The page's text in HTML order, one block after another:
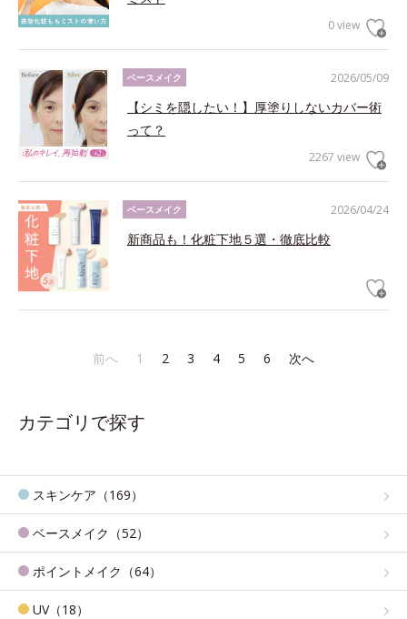
0 view
2026/05/09
ベースメイク
【シミを隠したい！】厚塗りしないカバー術
って？
2267 view
2026/04/24
ベースメイク
新商品も！化粧下地５選・徹底比較
前へ 1 2 3 4 5 6 次へ
カテゴリで探す
スキンケア（169）
ベースメイク（52）
ポイントメイク（64）
UV（18）